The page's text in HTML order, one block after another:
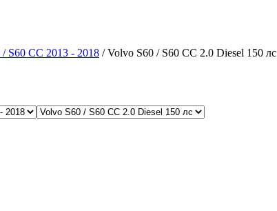
S60 CC 2013 - 2018 / Volvo S60 / S60 CC 2.0 Diesel 150 лс